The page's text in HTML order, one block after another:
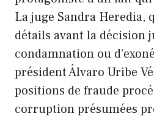
La juge Sandra Heredia,
détails avant la décision
condamnation ou
président Álvaro Uribe
positions de fraude
corruption présumées